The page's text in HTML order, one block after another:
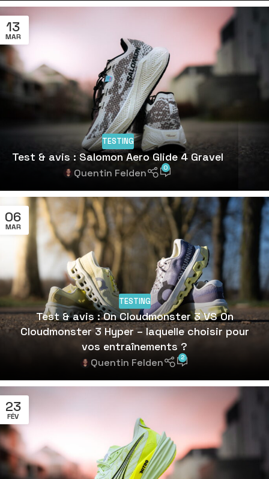
13
MAR
TESTING
Test & avis : Salomon Aero Glide 4 Gravel
Quentin Felden 0
06
MAR
TESTING
Test & avis : On Cloudmonster 3 VS On
Cloudmonster 3 Hyper – laquelle choisir pour
vos entraînements ?
Quentin Felden 2
23
FÉV